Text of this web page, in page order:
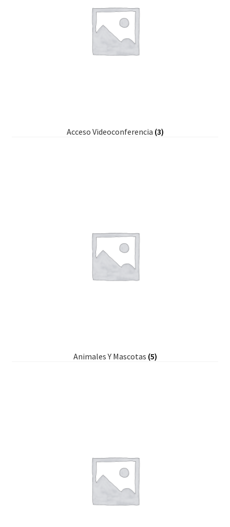
Acceso Videoconferencia (3)
Animales Y Mascotas (5)